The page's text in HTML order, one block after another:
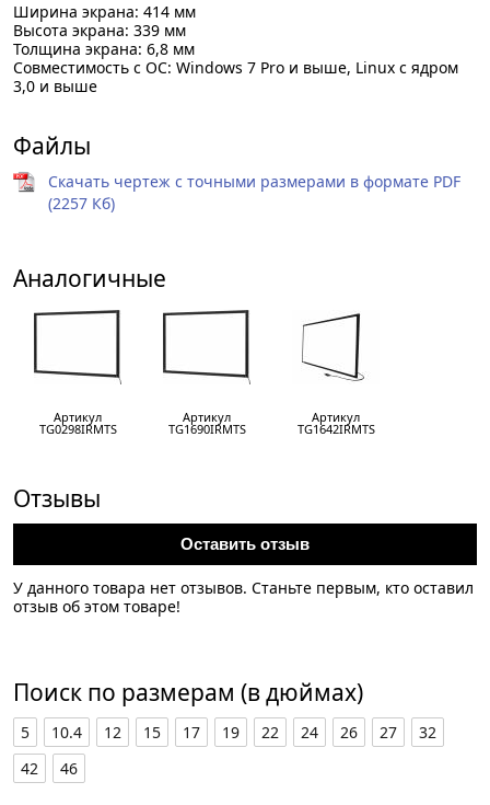
Ширина экрана: 414 мм
Высота экрана: 339 мм
Толщина экрана: 6,8 мм
Совместимость с ОС: Windows 7 Pro и выше, Linux с ядром
3,0 и выше
Файлы
Скачать чертеж с точными размерами в формате PDF
(2257 Кб)
Аналогичные
Артикул
TG0298IRMTS
Артикул
TG1690IRMTS
Артикул
TG1642IRMTS
Отзывы
Оставить отзыв
У данного товара нет отзывов. Станьте первым, кто оставил
отзыв об этом товаре!
Поиск по размерам (в дюймах)
5 10.4 12 15 17 19 22 24 26 27
32
42
46